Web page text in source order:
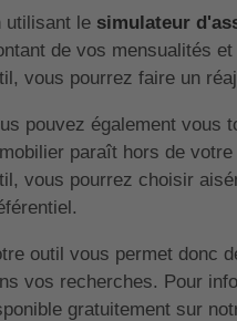
utilisant le simulateur
de vos mensualités
vous pourrez faire un
pouvez également vous
paraît hors de
vous pourrez choisir
outil vous permet donc
vos recherches. Pour
gratuitement sur